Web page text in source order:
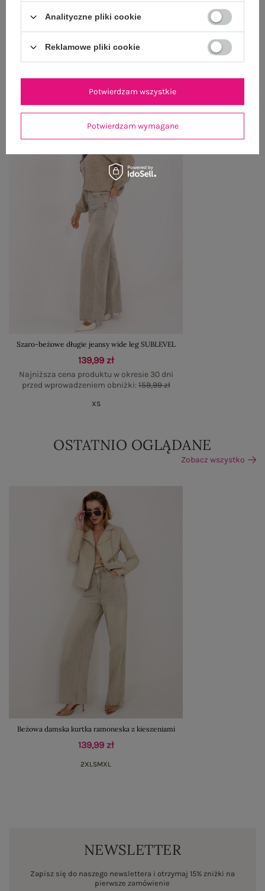
WYSYŁKA I DOSTAWA
ZWROTY I REKLAMACJE
PRODUKTY ZE STYLIZACJI
Szaro-beżowe długie jeansy wide leg SUBLEVEL
139,99 zł
Najniższa cena produktu w okresie 30 dni
przed wprowadzeniem obniżki:159,99 zł
XS
OSTATNIO OGLĄDANE
Zobacz wszystko
Beżowa damska kurtka ramoneska z kieszeniami
139,99 zł
2XL SMXL
NEWSLETTER
Zapisz się do naszego newslettera i otrzymaj 15% zniżki na
pierwsze zamówienie
Analityczne pliki cookie
Reklamowe pliki cookie
Potwierdzam wymagane
Potwierdzam wszystkie